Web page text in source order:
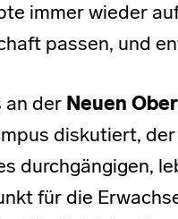
immer wieder
passen, und
an der Neuen
diskutiert,
durchgängigen,
für die